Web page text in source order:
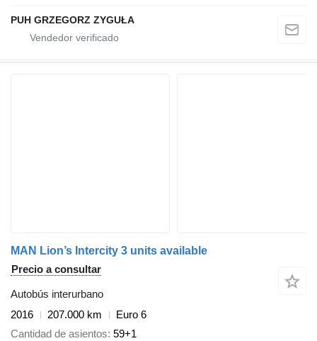
PUH GRZEGORZ ZYGUŁA
MAN Lion’s Intercity 3 units available
Precio a consultar
Autobús interurbano
2016
207.000 km
Euro 6
Cantidad de asientos 59+1